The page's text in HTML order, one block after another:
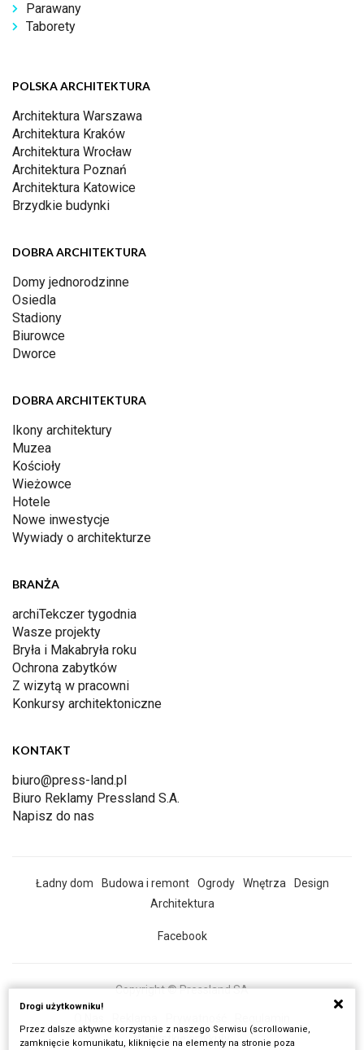
Parawany
Taborety
POLSKA ARCHITEKTURA
Architektura Warszawa
Architektura Kraków
Architektura Wrocław
Architektura Poznań
Architektura Katowice
Brzydkie budynki
DOBRA ARCHITEKTURA
Domy jednorodzinne
Osiedla
Stadiony
Biurowce
Dworce
DOBRA ARCHITEKTURA
Ikony architektury
Muzea
Kościoły
Wieżowce
Hotele
Nowe inwestycje
Wywiady o architekturze
BRANŻA
archiTekczer tygodnia
Wasze projekty
Bryła i Makabryła roku
Ochrona zabytków
Z wizytą w pracowni
Konkursy architektoniczne
KONTAKT
biuro@press-land.pl
Biuro Reklamy Pressland S.A.
Napisz do nas
Ładny dom Budowa i remont Ogrody Wnętrza
Design
Architektura
Facebook
Copyright © Pressland SA
Wszystkie artykuły
Drogi użytkowniku!
Przez dalsze aktywne korzystanie z naszego Serwisu (scrollowanie,
zamknięcie komunikatu, kliknięcie na elementy na stronie poza